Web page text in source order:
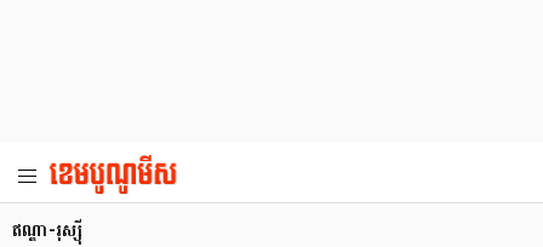
ឥណ្ឌា-រុស្ស៊ី